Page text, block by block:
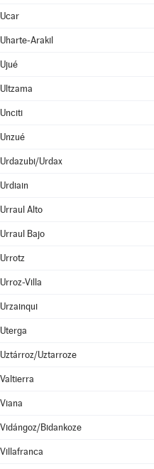
Ucar
Uharte-Arakil
Ujué
Ultzama
Unciti
Unzué
Urdazubi/Urdax
Urdiain
Urraul Alto
Urraul Bajo
Urrotz
Urroz-Villa
Urzainqui
Uterga
Uztárroz/Uztarroze
Valtierra
Viana
Vidángoz/Bidankoze
Villafranca